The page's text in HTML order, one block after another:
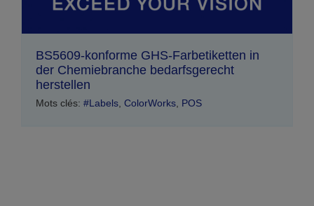
BS5609-konforme GHS-Farbetiketten in
der Chemiebranche bedarfsgerecht
herstellen
Mots clés: #Labels ColorWorks POS